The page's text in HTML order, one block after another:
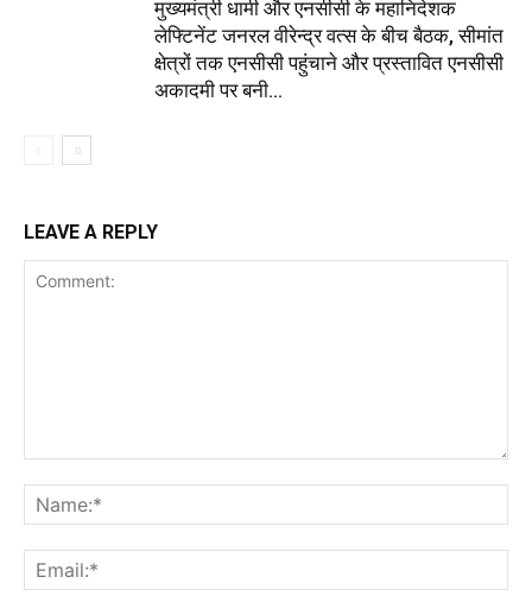
मुख्यमंत्री धामी और एनसीसी के महानिदेशक
लेफ्टिनेंट जनरल वीरेन्द्र वत्स के बीच बैठक, सीमांत
क्षेत्रों तक एनसीसी पहुंचाने और प्रस्तावित एनसीसी
अकादमी पर बनी...
LEAVE A REPLY